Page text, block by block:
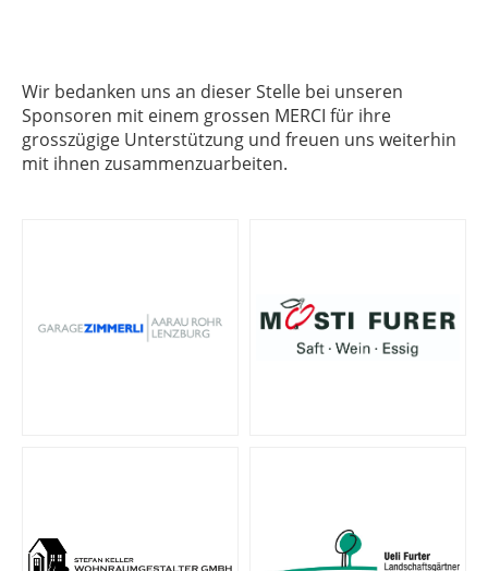
Wir bedanken uns an dieser Stelle bei unseren
Sponsoren mit einem grossen MERCI für ihre
grosszügige Unterstützung und freuen uns weiterhin
mit ihnen zusammenzuarbeiten.